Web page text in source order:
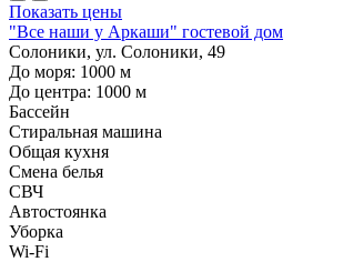
Показать цены
"Все наши у Аркаши" гостевой дом
Солоники, ул. Солоники, 49
До моря: 1000 м
До центра: 1000 м
Бассейн
Стиральная машина
Общая кухня
Смена белья
СВЧ
Автостоянка
Уборка
Wi-Fi